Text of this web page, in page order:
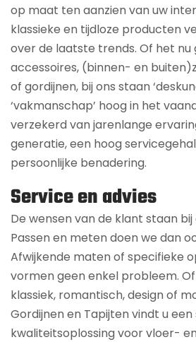
op maat ten aanzien van uw
klassieke en tijdloze producten
over de laatste trends. Of het nu
accessoires, (binnen- en
of gordijnen, bij ons staan
‘vakmanschap’ hoog in het
verzekerd van jarenlange
generatie, een hoog
persoonlijke benadering.
Service en advies
De wensen van de klant staan
Passen en meten doen we dan
Afwijkende maten of specifieke
vormen geen enkel probleem.
klassiek, romantisch, design of
Gordijnen en Tapijten vindt u
kwaliteitsoplossing voor vloer-